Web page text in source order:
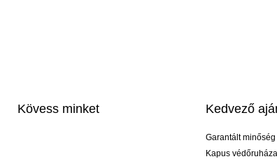
Kövess minket Kedvező
Garantált minőség
Kapus